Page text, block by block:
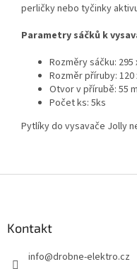
perličky nebo tyčinky
Parametry sáčků k
Rozměry sáčku: 295
Rozměr příruby: 120
Otvor v přírubě: 55
Počet ks: 5ks
Pytlíky do vysavače Jolly
Kontakt
info@drobne-elektro.cz